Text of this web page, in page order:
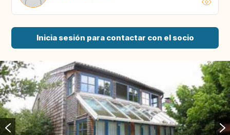
Inicia sesión para contactar con el socio